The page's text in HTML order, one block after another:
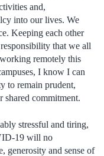
and,
into our lives. We
Keeping each other
that we all
remotely this
I know I can
to remain prudent,
shared commitment.
stressful and tiring,
19 will no
generosity and sense of